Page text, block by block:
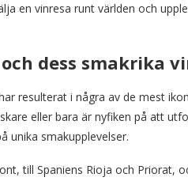
en vinresa runt världen och
dess smakrika
resulterat i några av de mest
eller bara är nyfiken på att
unika smakupplevelser.
till Spaniens Rioja och Priorat,